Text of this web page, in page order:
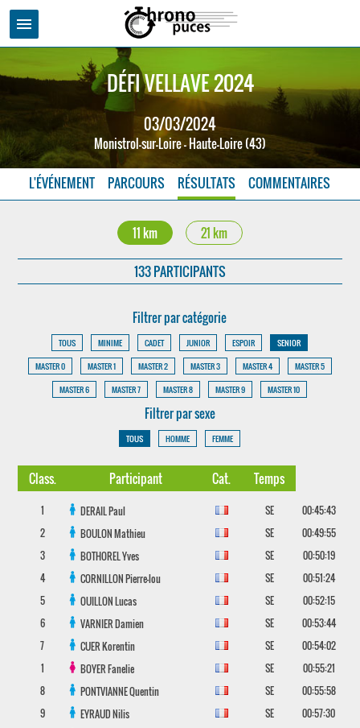
menu
DÉFI VELLAVE 2024
03/03/2024
Monistrol-sur-Loire - Haute-Loire (43)
L'ÉVÉNEMENT PARCOURS RÉSULTATS COMMENTAIRES
11 km 21 km
133 PARTICIPANTS
Filtrer par catégorie
TOUS MINIME CADET JUNIOR ESPOIR
SENIOR
MASTER 0
MASTER 1 MASTER 2 MASTER 3 MASTER 4
MASTER 5
MASTER 6
MASTER 7 MASTER 8 MASTER 9 MASTER 10
Filtrer par sexe
TOUS HOMME FEMME
Class. Participant Cat. Temps
1 DERAILPaul SE
00:45:43
2
BOULONMathieu SE
00:49:55
3
BOTHORELYves SE
00:50:19
4
CORNILLONPierre-lou SE
00:51:24
5
OUILLONLucas SE
00:52:15
6
VARNIERDamien SE
00:53:44
7
CUERKorentin SE
00:54:02
1
BOYERFanelie SE
00:55:21
8
PONTVIANNEQuentin SE
00:55:58
9
EYRAUDNilis SE
00:57:30